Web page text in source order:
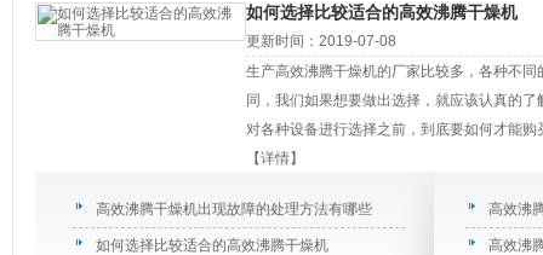
如何选择比较适合的高效沸腾干燥机
更新时间：2019-07-08
生产高效沸腾干燥机的厂家比较多，各种不
同，我们如果想要做出选择，就应该认真的
对各种设备进行选择之前，到底要如何才能
【详情】
高效沸腾干燥机出现故障的处理方法有哪些 高效沸
如何选择比较适合的高效沸腾干燥机 高效沸